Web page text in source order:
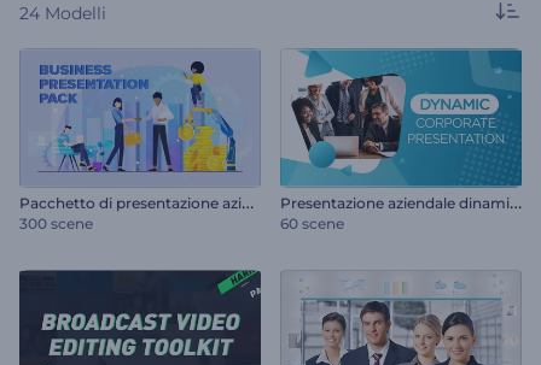
24 Modelli
P
acchetto di presentazione aziendale
300 scene
P
resentazione aziendale dinamica
60 scene